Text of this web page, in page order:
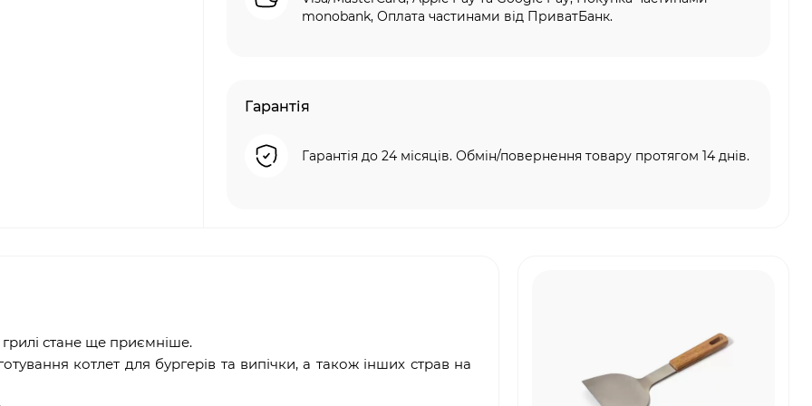
monobank, Оплата частинами від ПриватБанк.
Гарантія
Гарантія до 24 місяців. Обмін/повернення товару протягом 14 днів.
стане ще приємніше.
котлет для бургерів та випічки, а також інших страв на